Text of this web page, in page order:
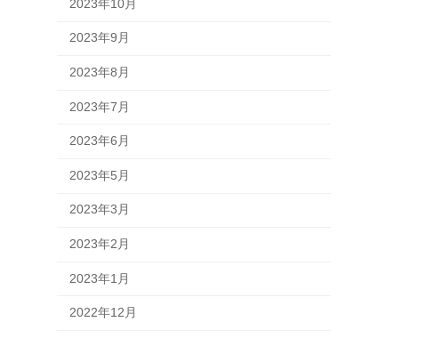
2023年10月
2023年9月
2023年8月
2023年7月
2023年6月
2023年5月
2023年3月
2023年2月
2023年1月
2022年12月